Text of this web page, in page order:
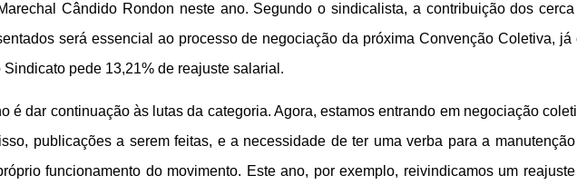
Cândido Rondon neste ano. Segundo o sindicalista, a contribuição dos
será essencial ao processo de negociação da próxima Convenção Coletiva, já
pede 13,21% de reajuste salarial.
é dar continuação às lutas da categoria. Agora, estamos entrando em negociação
publicações a serem feitas, e a necessidade de ter uma verba para a
funcionamento do movimento. Este ano, por exemplo, reivindicamos um